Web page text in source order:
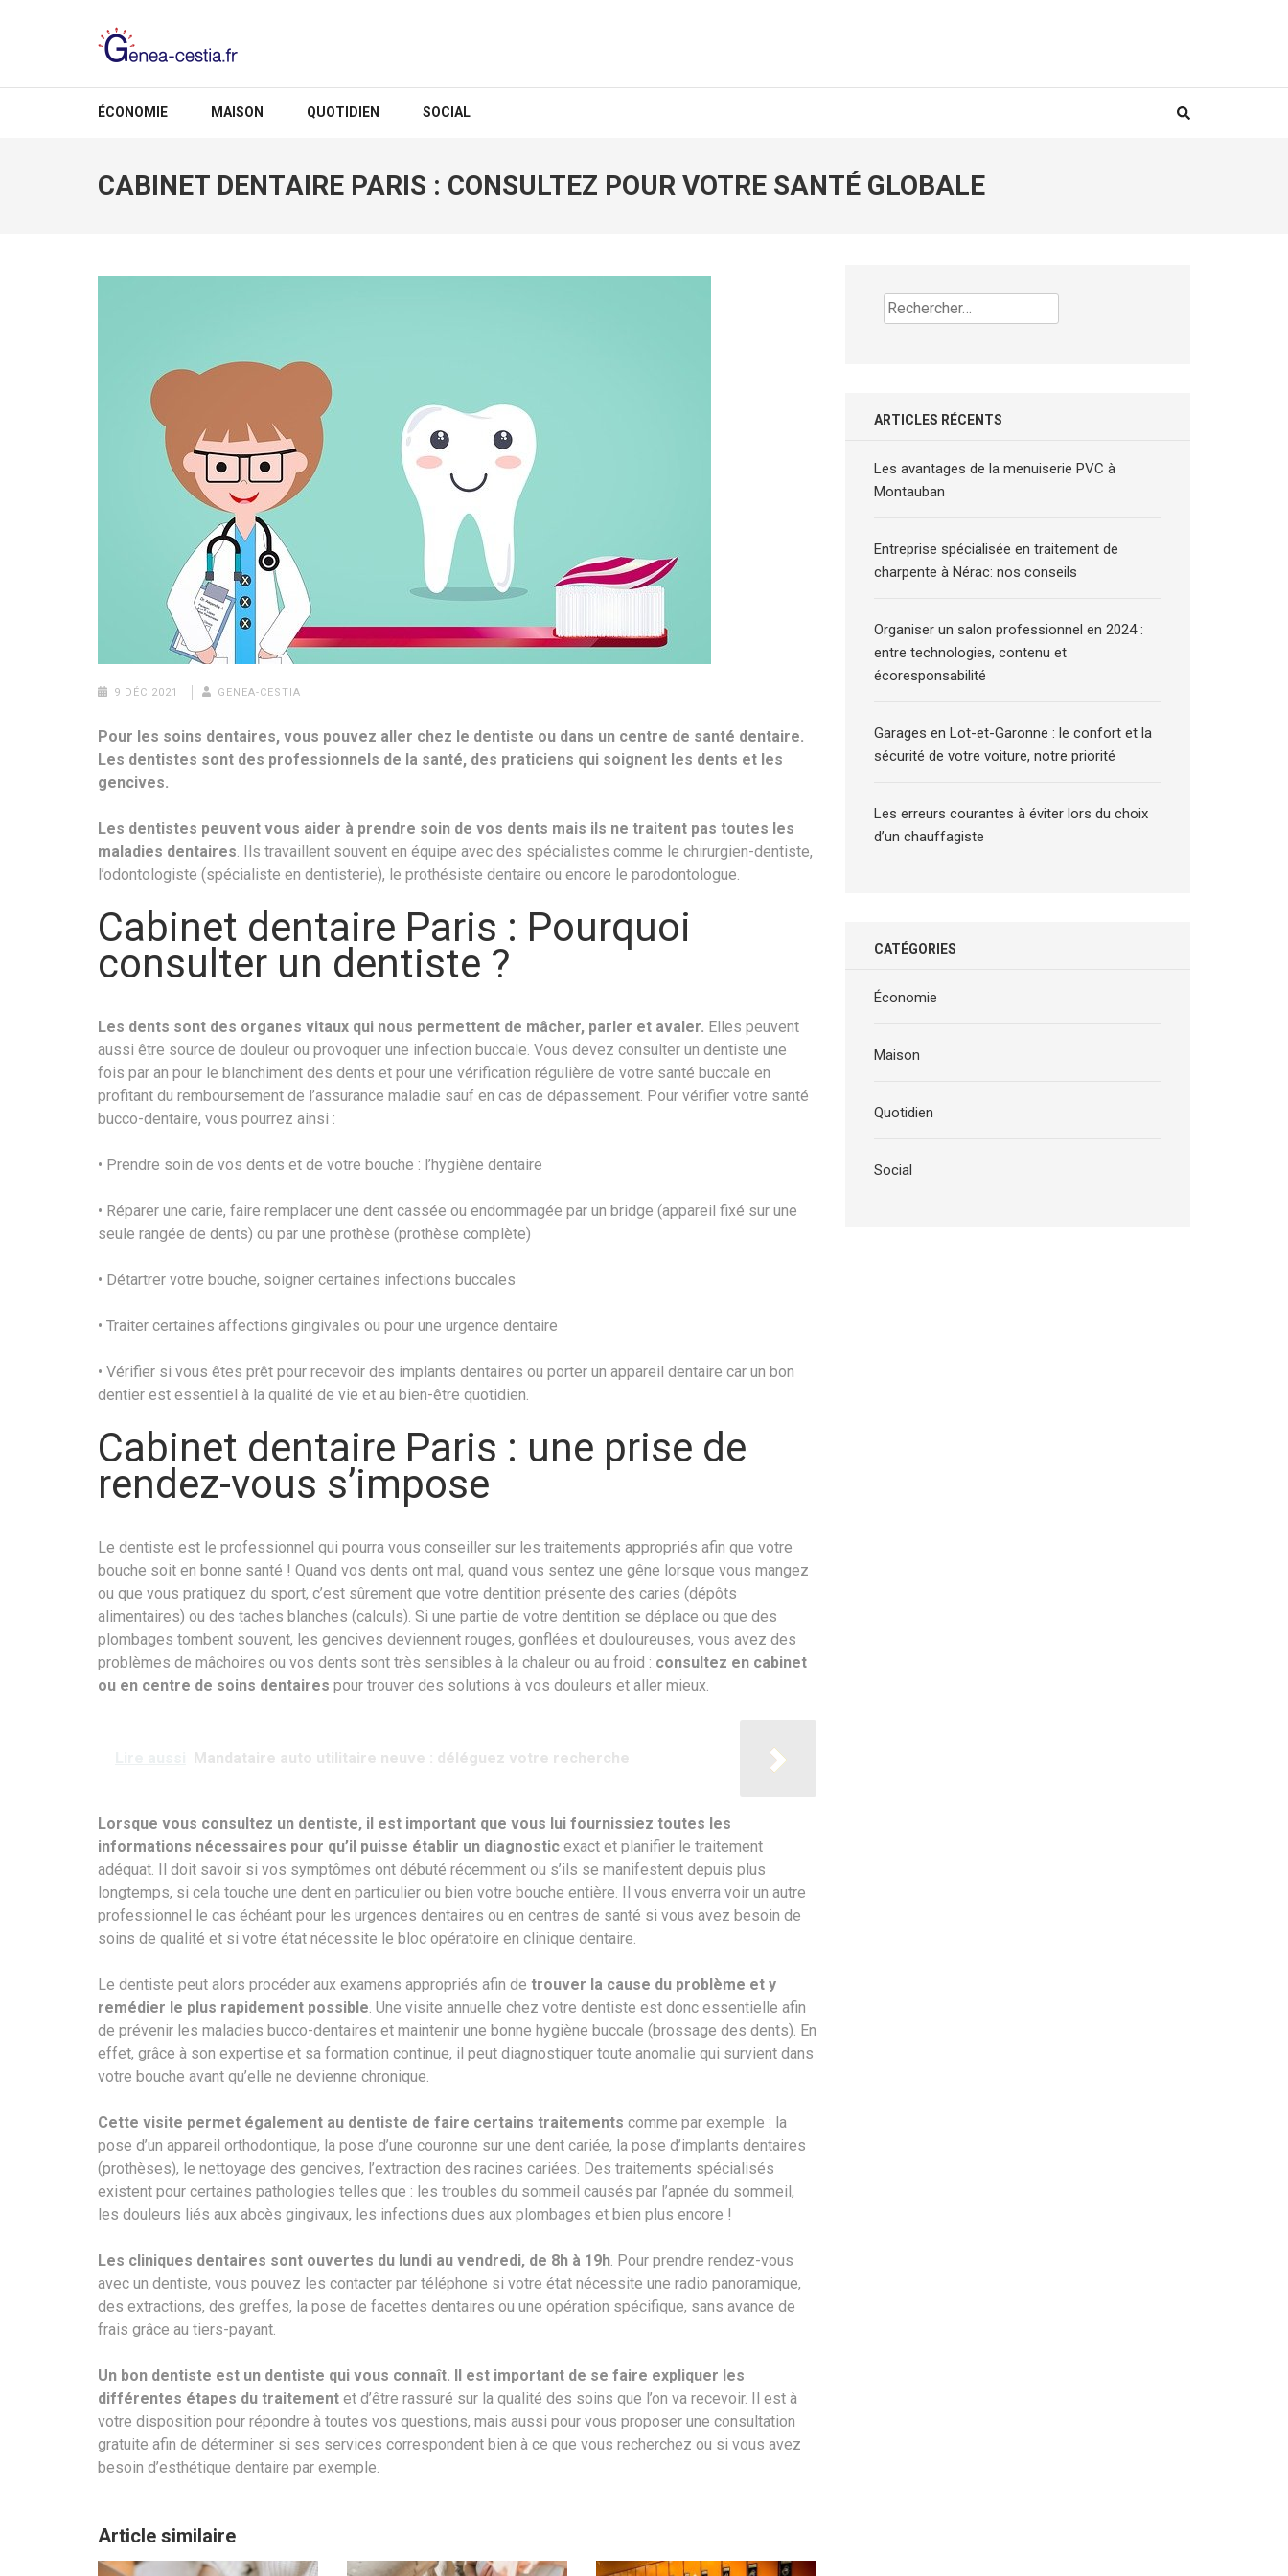
GENEA-CESTIA.FR
ÉCONOMIE MAISON QUOTIDIEN SOCIAL
CABINET DENTAIRE PARIS : CONSULTEZ POUR VOTRE SANTÉ GLOBALE
9 DÉC 2021 GENEA-CESTIA
Pour les soins dentaires, vous pouvez aller chez le dentiste ou dans un centre de santé dentaire.
Les dentistes sont des professionnels de la santé, des praticiens qui soignent les dents et les
gencives.
Les dentistes peuvent vous aider à prendre soin de vos dents mais ils ne traitent pas toutes les
maladies dentaires. Ils travaillent souvent en équipe avec des spécialistes comme le chirurgien-dentiste,
l’odontologiste (spécialiste en dentisterie), le prothésiste dentaire ou encore le parodontologue.
Cabinet dentaire Paris : Pourquoi
consulter un dentiste ?
Les dents sont des organes vitaux qui nous permettent de mâcher, parler et avaler. Elles peuvent
aussi être source de douleur ou provoquer une infection buccale. Vous devez consulter un dentiste une
fois par an pour le blanchiment des dents et pour une vérification régulière de votre santé buccale en
profitant du remboursement de l’assurance maladie sauf en cas de dépassement. Pour vérifier votre santé
bucco-dentaire, vous pourrez ainsi :
• Prendre soin de vos dents et de votre bouche : l’hygiène dentaire
• Réparer une carie, faire remplacer une dent cassée ou endommagée par un bridge (appareil fixé sur une
seule rangée de dents) ou par une prothèse (prothèse complète)
• Détartrer votre bouche, soigner certaines infections buccales
• Traiter certaines affections gingivales ou pour une urgence dentaire
• Vérifier si vous êtes prêt pour recevoir des implants dentaires ou porter un appareil dentaire car un bon
dentier est essentiel à la qualité de vie et au bien-être quotidien.
Cabinet dentaire Paris : une prise de
rendez-vous s’impose
Le dentiste est le professionnel qui pourra vous conseiller sur les traitements appropriés afin que votre
bouche soit en bonne santé ! Quand vos dents ont mal, quand vous sentez une gêne lorsque vous mangez
ou que vous pratiquez du sport, c’est sûrement que votre dentition présente des caries (dépôts
alimentaires) ou des taches blanches (calculs). Si une partie de votre dentition se déplace ou que des
plombages tombent souvent, les gencives deviennent rouges, gonflées et douloureuses, vous avez des
problèmes de mâchoires ou vos dents sont très sensibles à la chaleur ou au froid : consultez en cabinet
ou en centre de soins dentaires pour trouver des solutions à vos douleurs et aller mieux.
Mandataire auto utilitaire neuve : déléguez votre recherche
Lorsque vous consultez un dentiste, il est important que vous lui fournissiez toutes les
informations nécessaires pour qu’il puisse établir un diagnostic exact et planifier le traitement
adéquat. Il doit savoir si vos symptômes ont débuté récemment ou s’ils se manifestent depuis plus
longtemps, si cela touche une dent en particulier ou bien votre bouche entière. Il vous enverra voir un autre
professionnel le cas échéant pour les urgences dentaires ou en centres de santé si vous avez besoin de
soins de qualité et si votre état nécessite le bloc opératoire en clinique dentaire.
Le dentiste peut alors procéder aux examens appropriés afin de trouver la cause du problème et y
remédier le plus rapidement possible . Une visite annuelle chez votre dentiste est donc essentielle afin
de prévenir les maladies bucco-dentaires et maintenir une bonne hygiène buccale (brossage des dents). En
effet, grâce à son expertise et sa formation continue, il peut diagnostiquer toute anomalie qui survient dans
votre bouche avant qu’elle ne devienne chronique.
Cette visite permet également au dentiste de faire certains traitements comme par exemple : la
pose d’un appareil orthodontique, la pose d’une couronne sur une dent cariée, la pose d’implants dentaires
(prothèses), le nettoyage des gencives, l’extraction des racines cariées. Des traitements spécialisés
existent pour certaines pathologies telles que : les troubles du sommeil causés par l’apnée du sommeil,
les douleurs liés aux abcès gingivaux, les infections dues aux plombages et bien plus encore !
Les cliniques dentaires sont ouvertes du lundi au vendredi, de 8h à 19h . Pour prendre rendez-vous
avec un dentiste, vous pouvez les contacter par téléphone si votre état nécessite une radio panoramique,
des extractions, des greffes, la pose de facettes dentaires ou une opération spécifique, sans avance de
frais grâce au tiers-payant.
Un bon dentiste est un dentiste qui vous connaît. Il est important de se faire expliquer les
différentes étapes du traitement et d’être rassuré sur la qualité des soins que l’on va recevoir. Il est à
votre disposition pour répondre à toutes vos questions, mais aussi pour vous proposer une consultation
gratuite afin de déterminer si ses services correspondent bien à ce que vous recherchez ou si vous avez
besoin d’esthétique dentaire par exemple.
Article similaire
Rechercher :
ARTICLES RÉCENTS
Les avantages de la menuiserie PVC à
Montauban
Entreprise spécialisée en traitement de
charpente à Nérac: nos conseils
Organiser un salon professionnel en 2024 :
entre technologies, contenu et
écoresponsabilité
Garages en Lot-et-Garonne : le confort et la
sécurité de votre voiture, notre priorité
Les erreurs courantes à éviter lors du choix
d’un chauffagiste
CATÉGORIES
Économie
Maison
Quotidien
Social